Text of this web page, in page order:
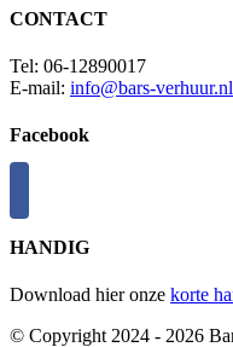
CONTACT
Tel: 06-12890017
E-mail: info@bars-verhuur.nl
Facebook
HANDIG
Download hier onze korte
© Copyright 2024 - 2026